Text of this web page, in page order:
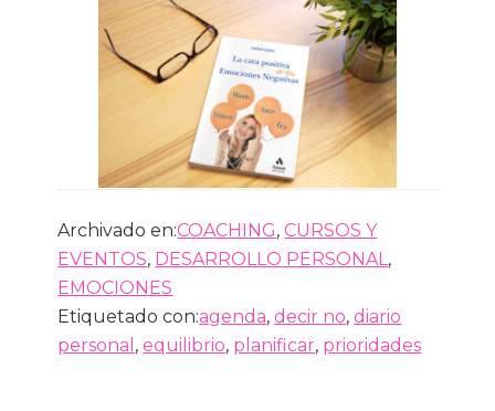
Archivado en:COACHING, CURSOS Y
EVENTOS, DESARROLLO PERSONAL ,
EMOCIONES
Etiquetado con:agenda,decir no,diario
personal ,equilibrio, planificar, prioridades